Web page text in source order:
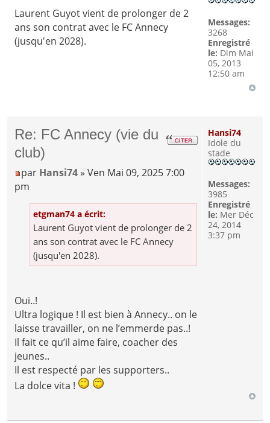
Laurent Guyot vient de prolonger de 2
ans son contrat avec le FC Annecy
(jusqu'en 2028).
Messages:
3268
Enregistré
le: Dim Mai
05, 2013
12:50 am
Re: FC Annecy (vie du
club)
par Hansi74 » Ven Mai 09, 2025 7:00
pm
etgman74 a écrit:
Laurent Guyot vient de prolonger de 2
ans son contrat avec le FC Annecy
(jusqu'en 2028).
Oui..!
Ultra logique ! Il est bien à Annecy.. on le
laisse travailler, on ne l’emmerde pas..!
Il fait ce qu’il aime faire, coacher des
jeunes..
Il est respecté par les supporters..
La dolce vita !
Hansi74
Idole du
stade
Messages:
3985
Enregistré
le: Mer Déc
24, 2014
3:37 pm